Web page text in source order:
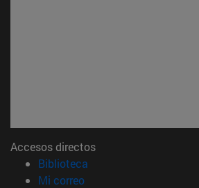
Accesos directos
Biblioteca
Mi correo(abre en nueva ventana)